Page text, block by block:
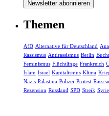
Themen
AfD Alternative für Deutschland
Rassismus Antirassismus Berlin
Feminismus Flüchtlinge Frankreich
Islam Israel Kapitalismus Klima
Nazis Palästina Polizei Protest
Rezension Russland SPD Streik